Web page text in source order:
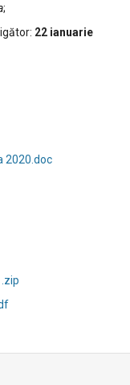
;
22 ianuarie
2020.doc